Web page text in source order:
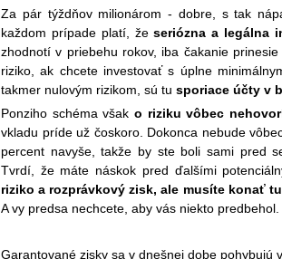
Za pár týždňov milionárom - dobre, s tak
každom prípade platí, žeseriózna a legálna
zhodnotí v priebehu rokov, iba čakanie
riziko, ak chcete investovať s úplne
takmer nulovým rizikom, sú tu sporiace účty v
Ponziho schéma však o riziku vôbec
vkladu príde už čoskoro. Dokonca nebude
percent navyše, takže by ste boli sami pred
Tvrdí, že máte náskok pred ďalšími
riziko a rozprávkový zisk, ale musíte konať
A vy predsa nechcete, aby vás niekto predbehol.
Garantované zisky sa v dnešnej dobe pohybujú